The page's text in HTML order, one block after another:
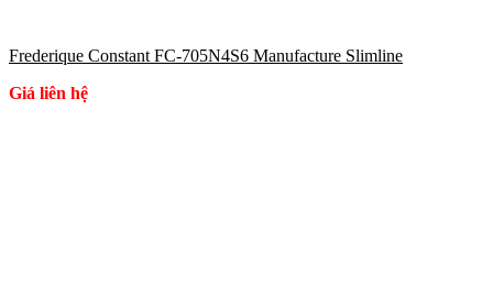
Frederique Constant FC-705N4S6 Manufacture Slimline
Giá liên hệ